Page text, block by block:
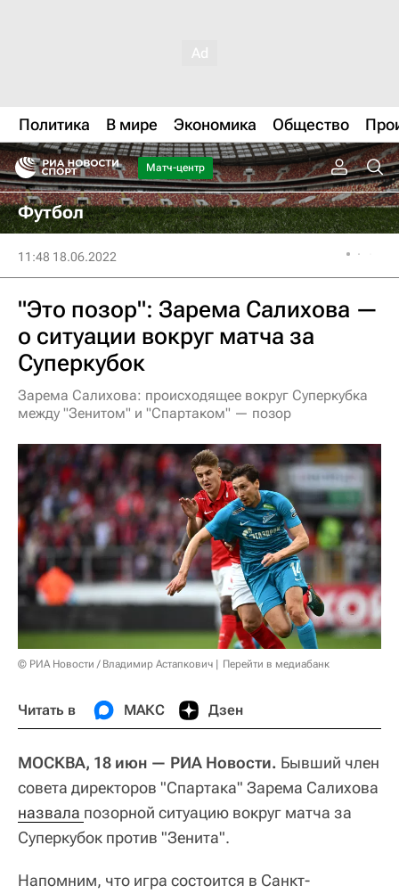
Политика В мире Экономика Общество
Матч-центр
Футбол
11:48 18.06.2022
"Это позор": Зарема Салихова —
о ситуации вокруг матча за
Суперкубок
Зарема Салихова: происходящее вокруг Суперкубка
между "Зенитом" и "Спартаком" — позор
© РИА Новости / Владимир Астапкович Перейти в медиабанк
Читать в МАКС Дзен
МОСКВА, 18 июн — РИА Новости. Бывший член
совета директоров "Спартака" Зарема Салихова
назвала позорной ситуацию вокруг матча за
Суперкубок против "Зенита".
Напомним, что игра состоится в Санкт-